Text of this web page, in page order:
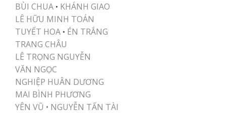
BÙI CHUA • KHÁNH GIAO
LÊ HỮU MINH TOÁN
TUYẾT HOA • ÉN TRẮNG
TRANG CHÂU
LÊ TRỌNG NGUYỄN
VĂN NGỌC
NGHIỆP HUÂN DƯƠNG
MAI BÌNH PHƯƠNG
YÊN VŨ • NGUYỄN TẤN TÀI